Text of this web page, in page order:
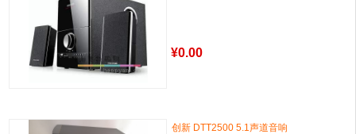
¥0.00
创新 DTT2500 5.1声道音响